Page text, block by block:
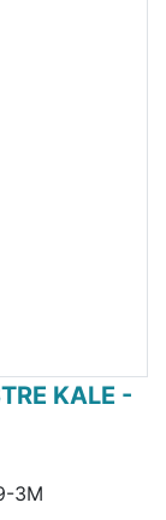
KALE -
3M